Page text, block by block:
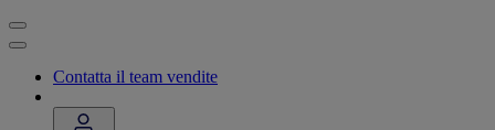
Contatta il team vendite